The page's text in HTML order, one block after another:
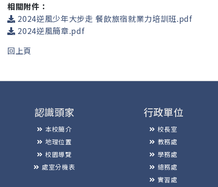
相關附件：
2024逆風少年大步走 餐飲旅宿就業力培訓班.pdf
2024逆風簡章.pdf
回上頁
認識頭家
本校簡介
地理位置
校園導覽
處室分機表
行政單位
校長室
教務處
學務處
總務處
實習處